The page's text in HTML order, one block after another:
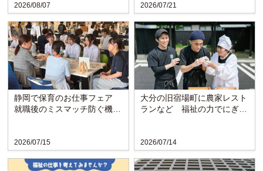
2026/08/07 2026/07/21
2026/07/15
静岡で保育のお仕事フェア
就職後のミスマッチ防ぐ機会
2026/07/14
大分の旧宿場町に農家レスト
ランなど 福祉の力でにぎわ